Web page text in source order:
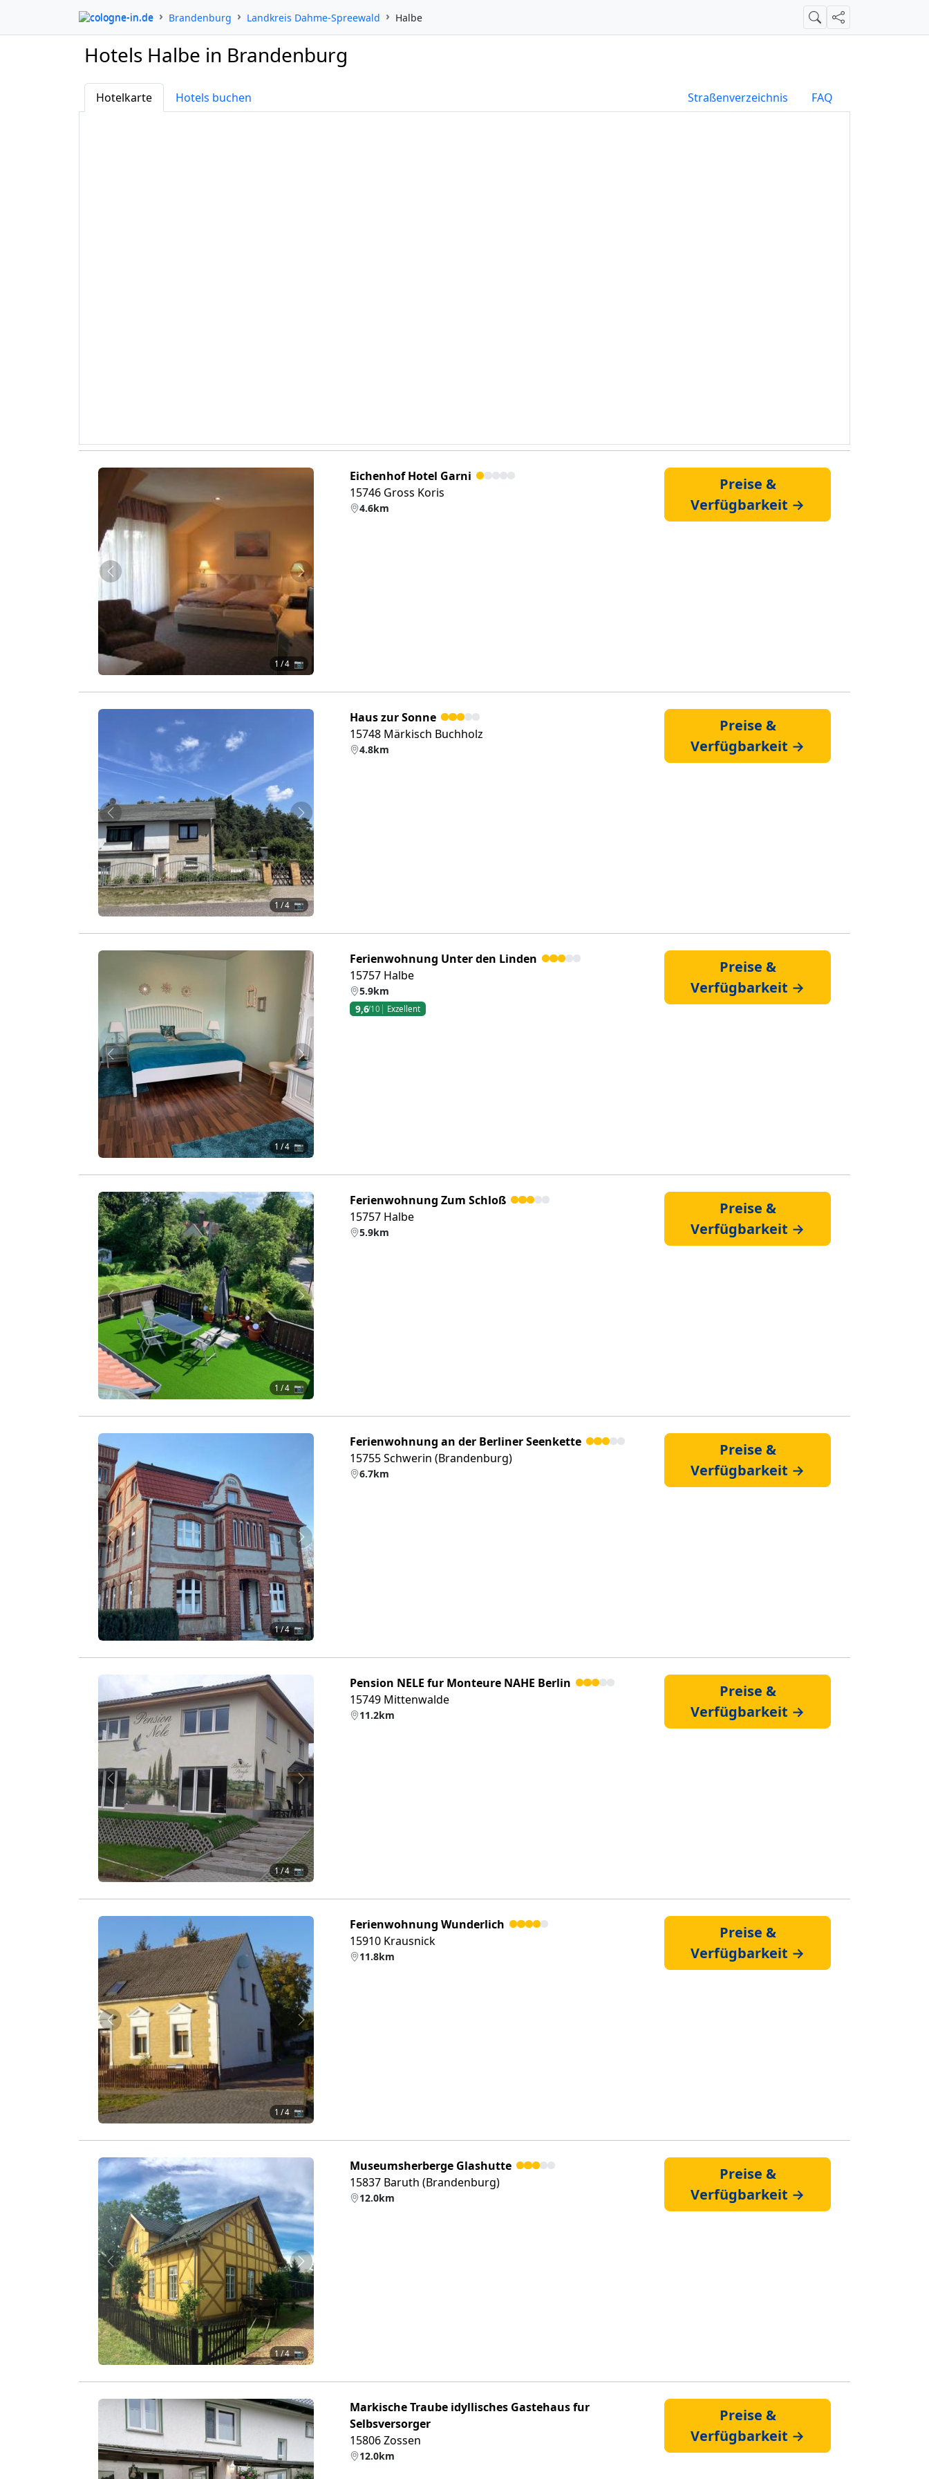
cologne-in.de Brandenburg Landkreis Dahme-Spreewald Halbe SucheTeilen
Hotels Halbe in Brandenburg
Hotelkarte Hotels buchen Straßenverzeichnis FAQ
Zurück Weiter
1 / 4 📷
Eichenhof Hotel Garni
15746 Gross Koris
4.6km
Preise &
Verfügbarkeit →
Zurück Weiter
1 / 4 📷
Haus zur Sonne
15748 Märkisch Buchholz
4.8km
Preise &
Verfügbarkeit →
Zurück Weiter
1 / 4 📷
Ferienwohnung Unter den Linden
15757 Halbe
5.9km
9,6/10 Exzellent
Preise &
Verfügbarkeit →
Zurück Weiter
1 / 4 📷
Ferienwohnung Zum Schloß
15757 Halbe
5.9km
Preise &
Verfügbarkeit →
Zurück Weiter
1/ 4 📷
Ferienwohnung an der Berliner Seenkette
15755 Schwerin (Brandenburg)
6.7km
Preise &
Verfügbarkeit →
Zurück Weiter
1/ 4 📷
Pension NELE fur Monteure NAHE Berlin
15749 Mittenwalde
11.2km
Preise &
Verfügbarkeit →
Zurück Weiter
1 / 4 📷
Ferienwohnung Wunderlich
15910 Krausnick
11.8km
Preise &
Verfügbarkeit →
Zurück Weiter
1/ 4 📷
Museumsherberge Glashutte
15837 Baruth (Brandenburg)
12.0km
Preise &
Verfügbarkeit →
Markische Traube idyllisches Gastehaus fur
Selbsversorger
15806 Zossen
12.0km
Preise &
Verfügbarkeit →